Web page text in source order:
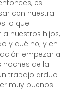
es
con nuestra
lo que
nuestros hijos,
y qué no; y en
empezar a
noches de la
trabajo arduo,
muy buenos